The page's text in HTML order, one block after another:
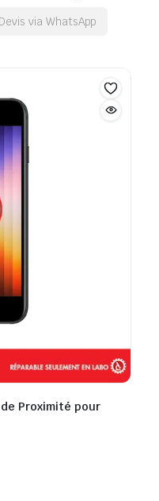
Devis via WhatsApp
Proximité pour